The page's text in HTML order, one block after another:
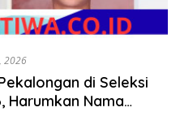
2026
di Seleksi
Harumkan Nama